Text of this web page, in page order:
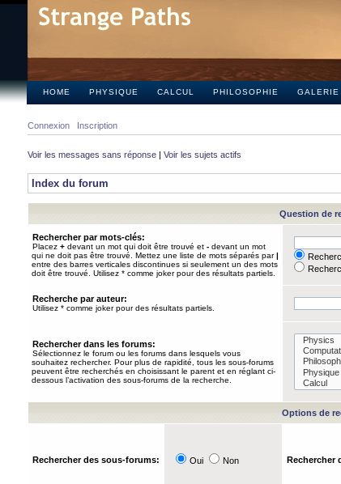
HOME PHYSIQUE CALCUL PHILOSOPHIE GALERIE
Connexion Inscription
Voir les messages sans réponse | Voir les sujets actifs
Index du forum
Question de
Rechercher par mots-clés:
Placez + devant un mot qui doit être trouvé et - devant un mot
qui ne doit pas être trouvé. Mettez une liste de mots séparés par|
entre des barres verticales discontinues si seulement un des mots
doit être trouvé. Utilisez * comme joker pour des résultats partiels.
Recherche par auteur:
Utilisez * comme joker pour des résultats partiels.
Rechercher dans les forums:
Sélectionnez le forum ou les forums dans lesquels vous
souhaitez rechercher. Pour plus de rapidité, tous les sous-forums
peuvent être recherchés en choisissant le parent et en réglant ci-
dessous l’activation des sous-forums de la recherche.
Options de
Rechercher des sous-forums: Oui Non Rechercher